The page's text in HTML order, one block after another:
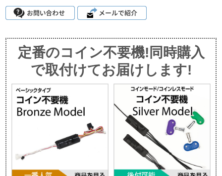
定番のコイン不要機!同時購入
で取付けてお届けします!